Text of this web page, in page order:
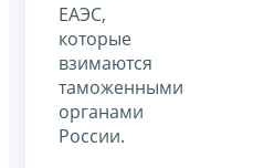
ЕАЭС,
которые
взимаются
таможенными
органами
России.